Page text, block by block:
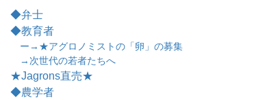
◆弁士
◆教育者
ー→★アグロノミストの「卵」の募集
→次世代の若者たちへ
★Jagrons直売★
◆農学者